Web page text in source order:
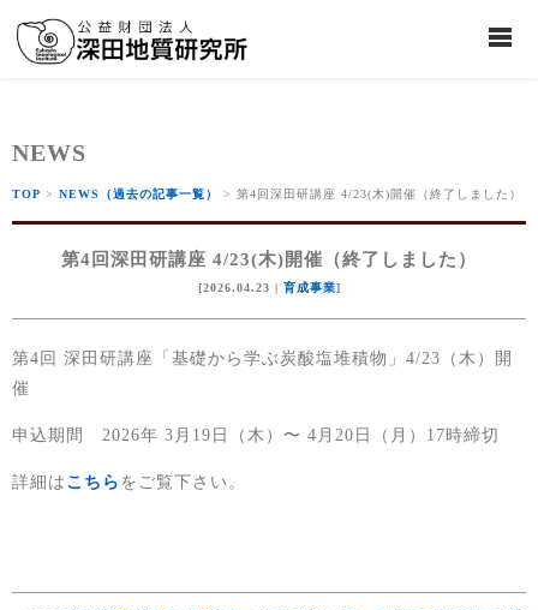
NEWS
TOP > NEWS（過去の記事一覧） > 第4回深田研講座 4/23(木)開催（終了しました）
第4回深田研講座 4/23(木)開催（終了しました）
[2026.04.23 | 育成事業]
第4回 深田研講座「基礎から学ぶ炭酸塩堆積物」4/23（木）開
催
申込期間 2026年 3月19日（木）〜 4月20日（月）17時締切
詳細は こちら をご覧下さい。